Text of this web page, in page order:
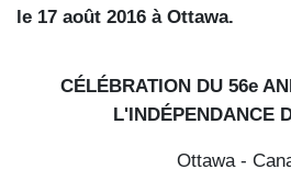
le 17 août 2016 à Ottawa.
CÉLÉBRATION DU 56e
L'INDÉPENDANCE
Ottawa -